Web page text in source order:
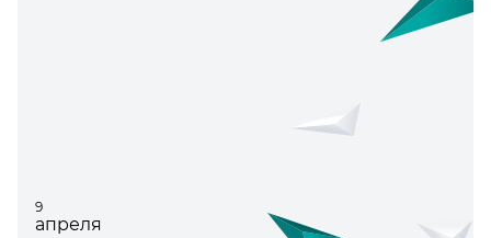
9
апреля